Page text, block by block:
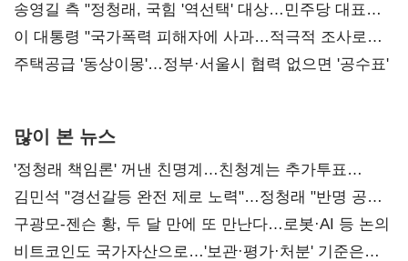
리모델링' 제안
송영길 측 "정청래, 국힘 '역선택' 대상…민주당 대표로
총선 지휘 못해"
이 대통령 "국가폭력 피해자에 사과…적극적 조사로
진실 밝혀야"
주택공급 '동상이몽'…정부·서울시 협력 없으면 '공수표'
많이 본 뉴스
'정청래 책임론' 꺼낸 친명계…친청계는 추가투표
때리기
김민석 "경선갈등 완전 제로 노력"…정청래 "반명 공세
사과부터"
구광모-젠슨 황, 두 달 만에 또 만난다…로봇·AI 등 논의
비트코인도 국가자산으로…'보관·평가·처분' 기준은